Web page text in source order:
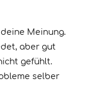
Meinung.
aber gut
gefühlt.
selber